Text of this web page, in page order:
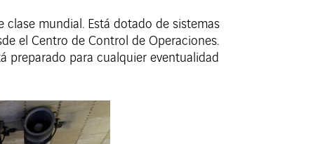
clase mundial. Está dotado de sistemas
el Centro de Control de Operaciones.
preparado para cualquier eventualidad